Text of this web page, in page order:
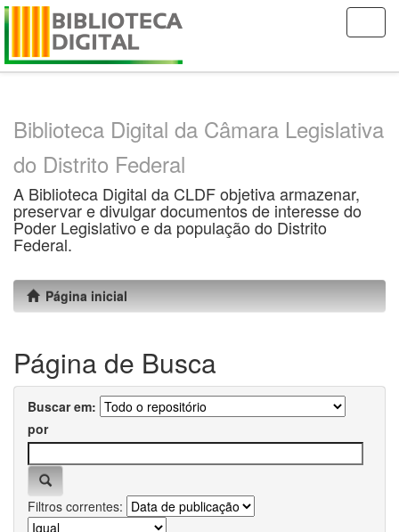
Skip
Biblioteca Digital da Câmara Legislativa
do Distrito Federal
A Biblioteca Digital da CLDF objetiva armazenar,
preservar e divulgar documentos de interesse do
Poder Legislativo e da população do Distrito
Federal.
Página inicial
Página de Busca
Buscar em:
por
Filtros correntes: